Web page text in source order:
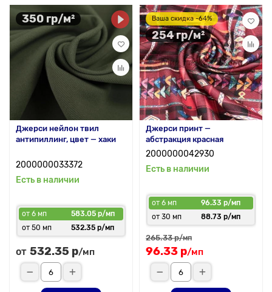
350 гр/м²
Джерси нейлон твил
антипиллинг, цвет — хаки
2000000033372
Есть в наличии
от 6 мп
583.05 р/мп
от 50 мп
532.35 р/мп
от 532.35 р/мп
Ваша скидка -64%
254 гр/м²
Джерси принт —
абстракция красная
2000000042930
Есть в наличии
от 6 мп
96.33 р/мп
от 30 мп
88.73 р/мп
265.33 р/мп
96.33 р/мп